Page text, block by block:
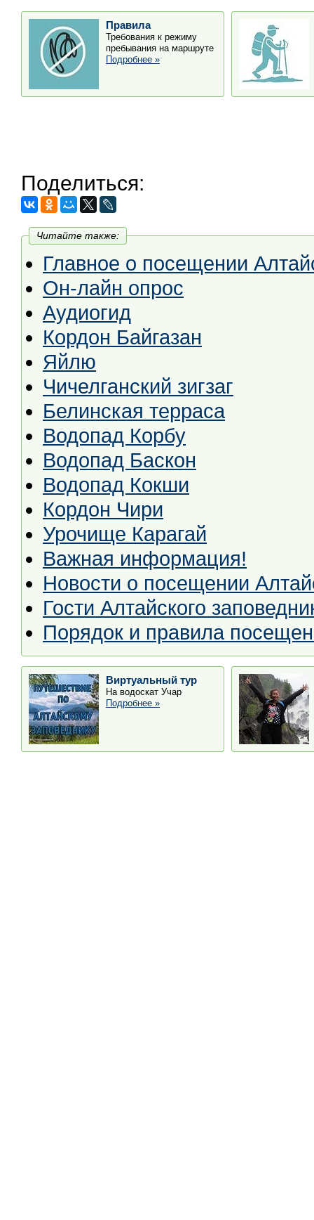
Правила
Требования к режиму
пребывания на маршруте
Подробнее »
Поделиться:
Читайте также:
Главное о посещении
Он-лайн опрос
Аудиогид
Кордон Байгазан
Яйлю
Чичелганский зигзаг
Белинская терраса
Водопад Корбу
Водопад Баскон
Водопад Кокши
Кордон Чири
Урочище Карагай
Важная информация!
Новости о посещении
Гости Алтайского
Порядок и правила
Виртуальный тур
На водоскат Учар
Подробнее »